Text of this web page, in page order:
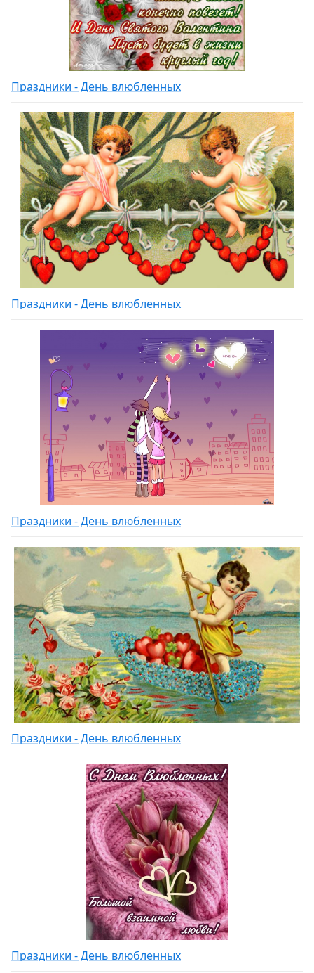
Праздники - День влюбленных
Праздники - День влюбленных
Праздники - День влюбленных
Праздники - День влюбленных
Праздники - День влюбленных